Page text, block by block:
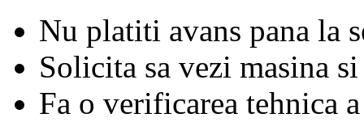
Nu platiti avans pana la
Solicita sa vezi masina si
Fa o verificarea tehnica